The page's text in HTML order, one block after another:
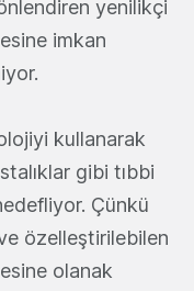
yenilikçi
imkan
kullanarak
gibi tıbbi
Çünkü
özelleştirilebilen
olanak